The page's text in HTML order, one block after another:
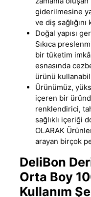
giderilmesine
ve diş
Doğal yapısı
Sıkıca
bir tüketim
esnasında
ürünü
Ürünümüz,
içeren bir
renklendirici,
sağlıklı içeriği
OLARAK
arayan birçok
DeliBon
Orta Boy
Kullanım